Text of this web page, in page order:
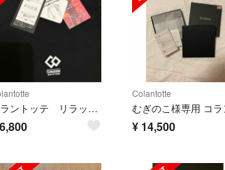
コラントッテ リラックスウェア
6,800
Colantotte
¥ 14,500